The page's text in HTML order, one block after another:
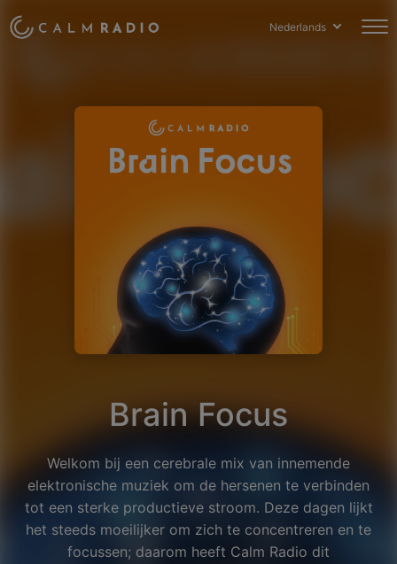
Nederlands
Brain Focus
Welkom bij een cerebrale mix van innemende
elektronische muziek om de hersenen te verbinden
tot een sterke productieve stroom. Deze dagen lijkt
het steeds moeilijker om zich te concentreren en te
focussen; daarom heeft Calm Radio dit